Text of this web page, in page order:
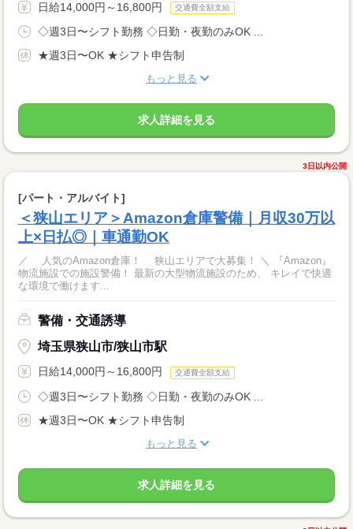
日給14,000円～16,800円 交通費全額支給
◇週3日〜シフト勤務 ◇日勤・夜勤のみOK ...
★週3日〜OK ★シフト申告制
もっと見る
求人詳細を見る
3日以内公開
[パート・アルバイト]
＜狭山エリア＞Amazon倉庫警備｜月収30万以
上×日払◎｜車通勤OK
／ 人気のAmazon倉庫！ 狭山エリアで大募集！ ＼ 『Amazon』
物流施設での施設警備！ 最新の大型物流施設のため、 キレイで快適
な環境で働けます...
警備・交通誘導
埼玉県狭山市/狭山市駅
日給14,000円～16,800円 交通費全額支給
◇週3日〜シフト勤務 ◇日勤・夜勤のみOK ...
★週3日〜OK ★シフト申告制
もっと見る
求人詳細を見る